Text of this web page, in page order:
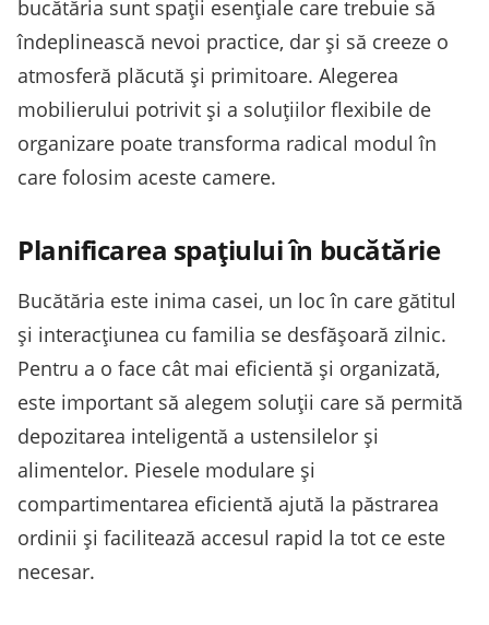
bucătăria sunt spații esențiale care trebuie să
îndeplinească nevoi practice, dar și să creeze o
atmosferă plăcută și primitoare. Alegerea
mobilierului potrivit și a soluțiilor flexibile de
organizare poate transforma radical modul în
care folosim aceste camere.
Planificarea spațiului în bucătărie
Bucătăria este inima casei, un loc în care gătitul
și interacțiunea cu familia se desfășoară zilnic.
Pentru a o face cât mai eficientă și organizată,
este important să alegem soluții care să permită
depozitarea inteligentă a ustensilelor și
alimentelor. Piesele modulare și
compartimentarea eficientă ajută la păstrarea
ordinii și facilitează accesul rapid la tot ce este
necesar.